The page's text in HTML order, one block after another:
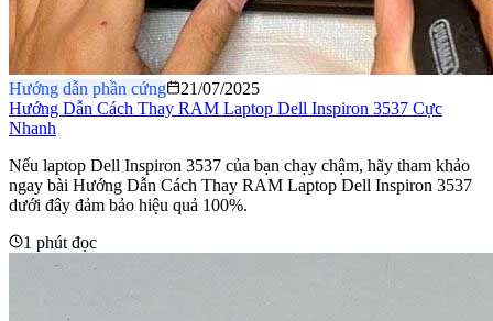
Hướng dẫn phần cứng
21/07/2025
Hướng Dẫn Cách Thay RAM Laptop Dell Inspiron 3537 Cực
Nhanh
Nếu laptop Dell Inspiron 3537 của bạn chạy chậm, hãy tham khảo
ngay bài Hướng Dẫn Cách Thay RAM Laptop Dell Inspiron 3537
dưới đây đảm bảo hiệu quả 100%.
1 phút đọc